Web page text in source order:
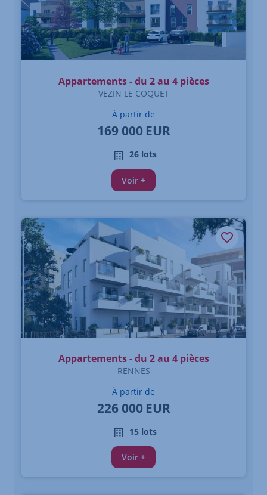
Appartements - du 2 au 4 pièces
VEZIN LE COQUET
À partir de
169 000 EUR
26 lots
Voir +
Appartements - du 2 au 4 pièces
RENNES
À partir de
226 000 EUR
15 lots
Voir +